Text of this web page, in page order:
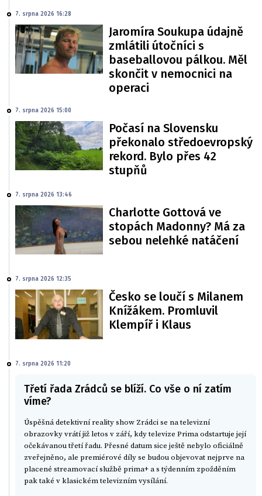
7. srpna 2026 16:28
Jaromíra Soukupa údajně
zmlátili útočníci s
baseballovou pálkou. Měl
skončit v nemocnici na
operaci
7. srpna 2026 15:00
Počasí na Slovensku
překonalo středoevropský
rekord. Bylo přes 42
stupňů
7. srpna 2026 13:46
Charlotte Gottová ve
stopách Madonny? Má za
sebou nelehké natáčení
7. srpna 2026 12:35
Česko se loučí s Milanem
Knížákem. Promluvil
Klempíř i Klaus
7. srpna 2026 11:20
Třetí řada Zrádců se blíží. Co vše o ní zatím
víme?
Úspěšná detektivní reality show Zrádci se na televizní
obrazovky vrátí již letos v září, kdy televize Prima odstartuje její
očekávanou třetí řadu. Přesné datum sice ještě nebylo oficiálně
zveřejněno, ale premiérové díly se budou objevovat nejprve na
placené streamovací službě prima+ a s týdenním zpožděním
pak také v klasickém televizním vysílání.